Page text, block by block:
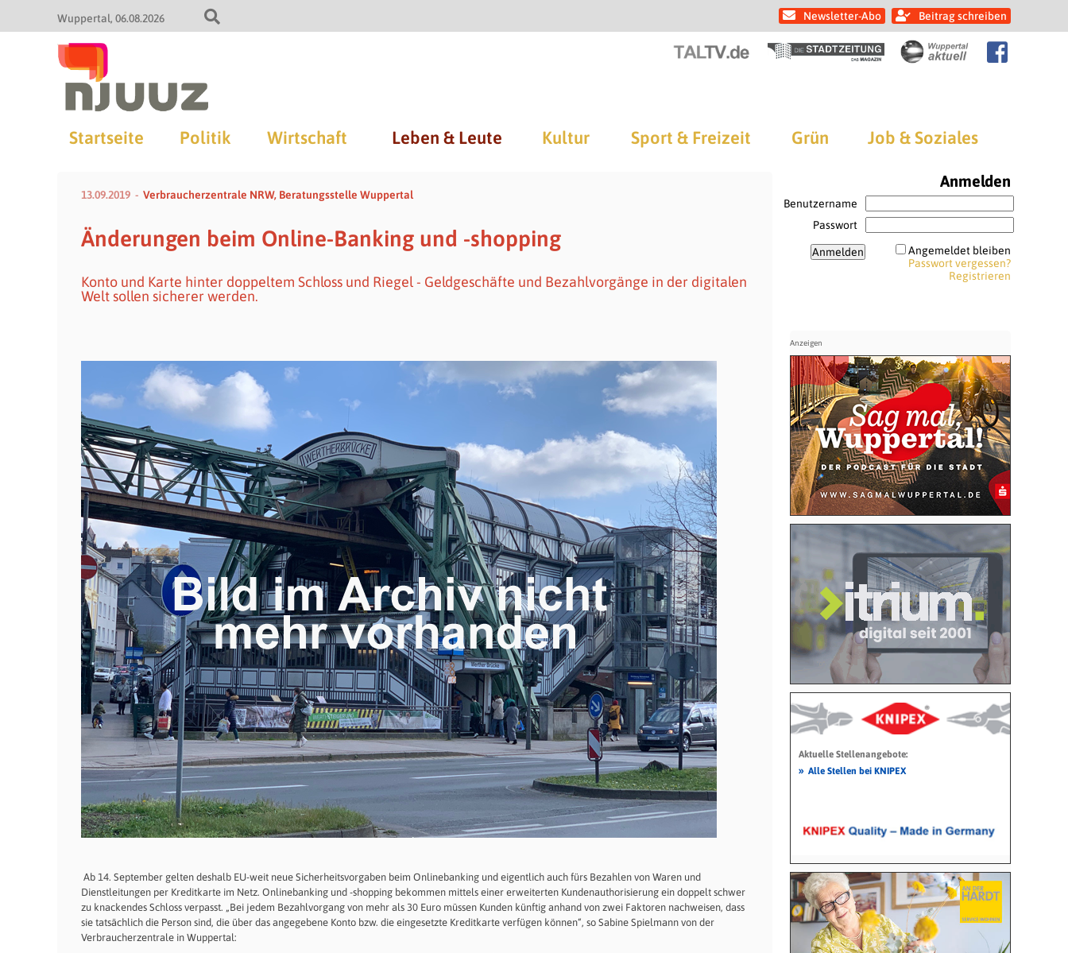
Wuppertal 06.08.2026 Newsletter-Abo Beitrag schreiben
Startseite Politik Wirtschaft Leben & Leute Kultur Sport & Freizeit Grün Job & Soziales
13.09.2019 Verbraucherzentrale NRW, Beratungsstelle Wuppertal
Änderungen beim Online-Banking und -shopping
Konto und Karte hinter doppeltem Schloss und Riegel - Geldgeschäfte und Bezahlvorgänge in der digitalen
Welt sollen sicherer werden.
Ab 14. September gelten deshalb EU-weit neue Sicherheitsvorgaben beim Onlinebanking und eigentlich auch fürs Bezahlen von Waren und
Dienstleitungen per Kreditkarte im Netz. Onlinebanking und -shopping bekommen mittels einer erweiterten Kundenauthorisierung ein doppelt schwer
zu knackendes Schloss verpasst. „Bei jedem Bezahlvorgang von mehr als 30 Euro müssen Kunden künftig anhand von zwei Faktoren nachweisen, dass
sie tatsächlich die Person sind, die über das angegebene Konto bzw. die eingesetzte Kreditkarte verfügen können“, so Sabine Spielmann von der
Verbraucherzentrale in Wuppertal:
Anmelden
Benutzername
Passwort
Angemeldet bleiben
Passwort vergessen?
Registrieren
Aktuelle Stellenangebote:
» Alle Stellen bei KNIPEX